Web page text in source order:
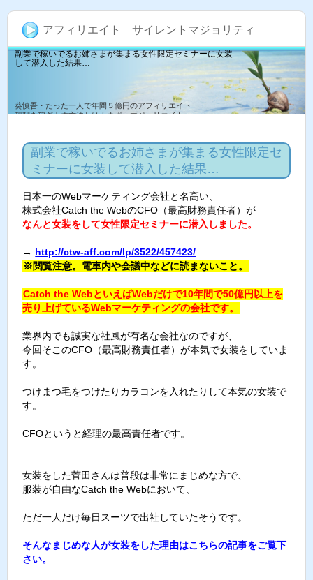
アフィリエイト サイレントマジョリティ
副業で稼いでるお姉さまが集まる女性限定セミナーに女装
して潜入した結果…
葵慎吾・たった一人で年間５億円のアフィリエイト
報酬を稼ぎ出す方法とは！まず、マジョリエイトっ
「物言わぬ多数派」、「静かな多数派」という意味
だそうです。ひと言にマジョリティと言っても、取
り敢えず中身をみて下さい。凄いです。半端ないで
す。
副業で稼いでるお姉さまが集まる女性限定セ
ミナーに女装して潜入した結果…
日本一のWebマーケティング会社と名高い、
株式会社Catch the WebのCFO（最高財務責任者）が
なんと女装をして女性限定セミナーに潜入しました。
→ http://ctw-aff.com/lp/3522/457423/
※閲覧注意。電車内や会議中などに読まないこと。
Catch the WebといえばWebだけで10年間で50億円以上を
売り上げているWebマーケティングの会社です。
業界内でも誠実な社風が有名な会社なのですが、
今回そこのCFO（最高財務責任者）が本気で女装をしていま
す。
つけまつ毛をつけたりカラコンを入れたりして本気の女装で
す。
CFOというと経理の最高責任者です。
女装をした菅田さんは普段は非常にまじめな方で、
服装が自由なCatch the Webにおいて、
ただ一人だけ毎日スーツで出社していたそうです。
そんなまじめな人が女装をした理由はこちらの記事をご覧下
さい。